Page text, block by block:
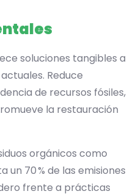
soluciones tangibles a
Reduce
de recursos fósiles,
la restauración
orgánicos como
un 70 % de las emisiones
frente a prácticas